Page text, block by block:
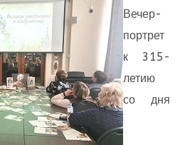
Вечер-
портрет
к 315-
летию
со дня